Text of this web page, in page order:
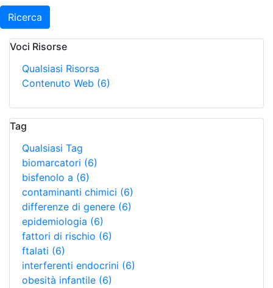
Ricerca
Voci Risorse
Qualsiasi Risorsa
Contenuto Web (6)
Tag
Qualsiasi Tag
biomarcatori (6)
bisfenolo a (6)
contaminanti chimici (6)
differenze di genere (6)
epidemiologia (6)
fattori di rischio (6)
ftalati (6)
interferenti endocrini (6)
obesità infantile (6)